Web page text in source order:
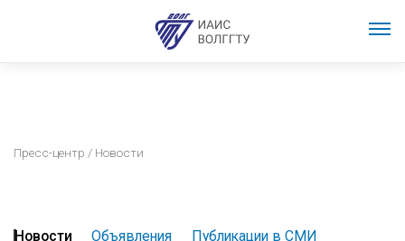
Пресс-центр / Новости
Новости Объявления
Публикации в СМИ